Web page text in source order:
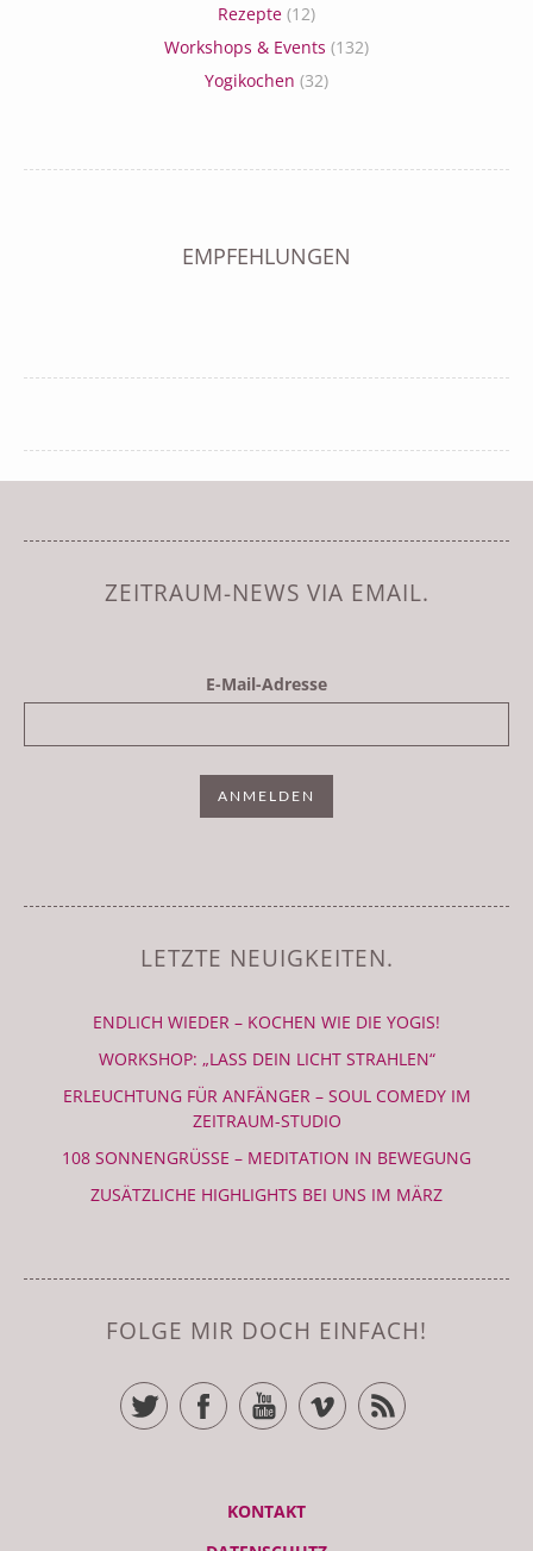
Rezepte (12)
Workshops & Events (132)
Yogikochen (32)
EMPFEHLUNGEN
ZEITRAUM-NEWS VIA EMAIL.
E-Mail-Adresse
LETZTE NEUIGKEITEN.
ENDLICH WIEDER – KOCHEN WIE DIE YOGIS!
WORKSHOP: „LASS DEIN LICHT STRAHLEN“
ERLEUCHTUNG FÜR ANFÄNGER – SOUL COMEDY IM
ZEITRAUM-STUDIO
108 SONNENGRÜSSE – MEDITATION IN BEWEGUNG
ZUSÄTZLICHE HIGHLIGHTS BEI UNS IM MÄRZ
FOLGE MIR DOCH EINFACH!
TWITTERFACEBOOKYOUTUBEVIMEO RSS FEED
KONTAKT